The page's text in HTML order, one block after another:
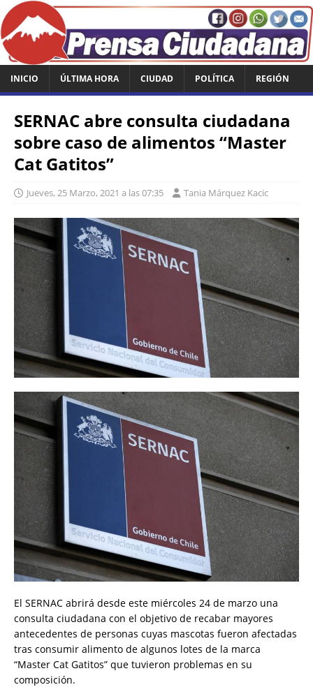
INICIO ÚLTIMA HORA CIUDAD POLÍTICA REGIÓN
SERNAC abre consulta ciudadana
sobre caso de alimentos “Master
Cat Gatitos”
Jueves, 25 Marzo, 2021 a las 07:35 Tania Márquez Kacic
El SERNAC abrirá desde este miércoles 24 de marzo una
consulta ciudadana con el objetivo de recabar mayores
antecedentes de personas cuyas mascotas fueron afectadas
tras consumir alimento de algunos lotes de la marca
“Master Cat Gatitos” que tuvieron problemas en su
composición.